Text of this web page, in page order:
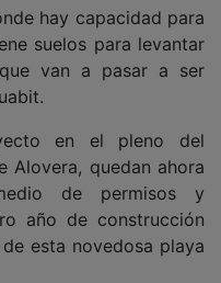
suelos para levantar
van a pasar a ser
Alovera, quedan ahora
de permisos y
año de construcción
esta novedosa playa